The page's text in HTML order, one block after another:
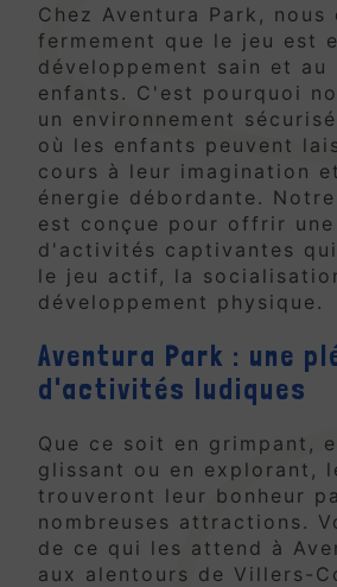
Chez Aventura Park, nous
fermement que le jeu est
développement sain et au
enfants. C'est pourquoi
un environnement
où les enfants peuvent
cours à leur imagination
énergie débordante.
est conçue pour offrir
d'activités captivantes
le jeu actif, la
développement physique.
Aventura Park : une
d'activités ludiques
Que ce soit en grimpant,
glissant ou en explorant,
trouveront leur bonheur
nombreuses attractions.
de ce qui les attend à
aux alentours de Villers-